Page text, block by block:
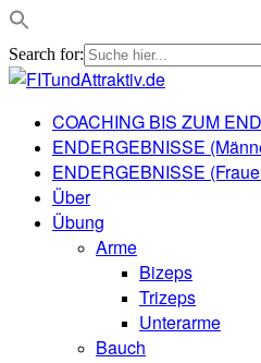
Search for:
COACHING BIS ZUM
ENDERGEBNISSE
ENDERGEBNISSE
Über
Übung
Arme
Bizeps
Trizeps
Unterarme
Bauch